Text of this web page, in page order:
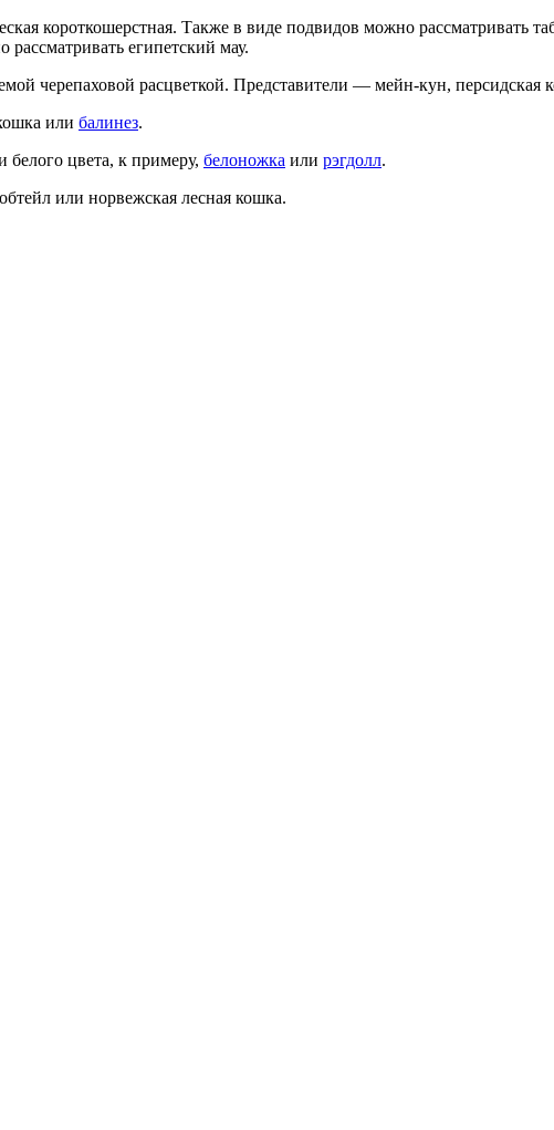
короткошерстная. Также в виде подвидов можно рассматривать
египетский мау.
черепаховой расцветкой. Представители — мейн-кун, персидская
или балинез.
цвета, к примеру, белоножка или рэгдолл.
или норвежская лесная кошка.